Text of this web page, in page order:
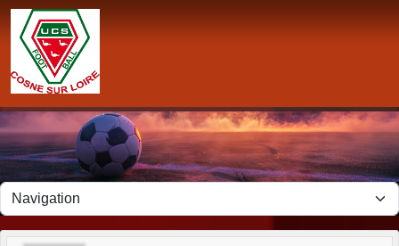
Panneau de gestion des cookies